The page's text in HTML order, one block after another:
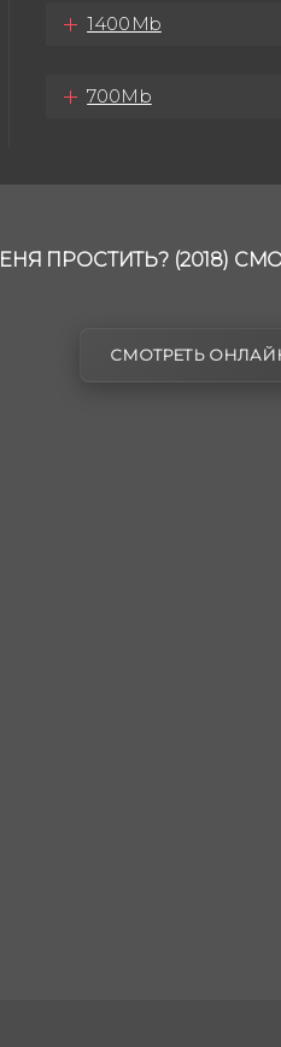
1400Mb
700Mb
ПРОСТИТЬ? (2018)
СМОТРЕТЬ